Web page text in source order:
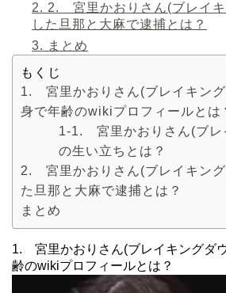
2. 2. 宮里かおりさん(ブレイ
した旦那と大麻で逮捕とは？
3. まとめ
もくじ
1. 宮里かおりさん(ブレイキング
身で年齢のwikiプロフィールとは
1-1. 宮里かおりさん(ブレ
の生い立ちとは？
2. 宮里かおりさん(ブレイキング
た旦那と大麻で逮捕とは？
まとめ
1. 宮里かおりさん(ブレイキングダ
齢のwikiプロフィールとは？